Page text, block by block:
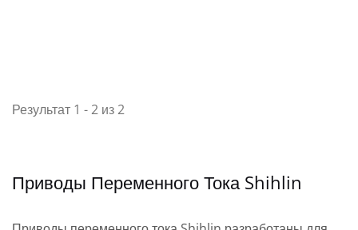
Результат 1 - 2 из 2
Приводы Переменного Тока Shihlin